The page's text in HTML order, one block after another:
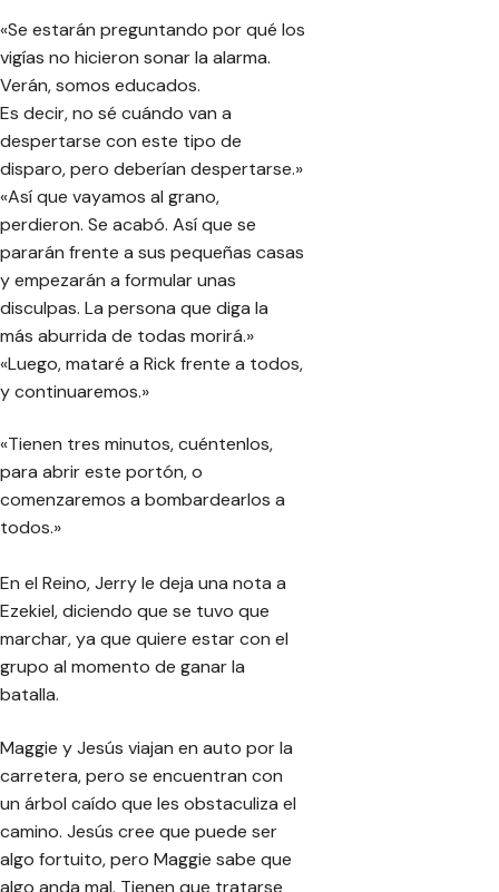
«Se estarán preguntando por qué los
vigías no hicieron sonar la alarma.
Verán, somos educados.
Es decir, no sé cuándo van a
despertarse con este tipo de
disparo, pero deberían despertarse.»
«Así que vayamos al grano,
perdieron. Se acabó. Así que se
pararán frente a sus pequeñas casas
y empezarán a formular unas
disculpas. La persona que diga la
más aburrida de todas morirá.»
«Luego, mataré a Rick frente a todos,
y continuaremos.»
«Tienen tres minutos, cuéntenlos,
para abrir este portón, o
comenzaremos a bombardearlos a
todos.»
En el Reino, Jerry le deja una nota a
Ezekiel, diciendo que se tuvo que
marchar, ya que quiere estar con el
grupo al momento de ganar la
batalla.
Maggie y Jesús viajan en auto por la
carretera, pero se encuentran con
un árbol caído que les obstaculiza el
camino. Jesús cree que puede ser
algo fortuito, pero Maggie sabe que
algo anda mal. Tienen que tratarse